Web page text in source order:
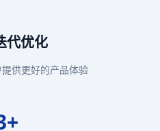
代优化
供更好的产品体验